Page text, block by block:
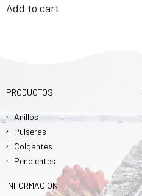
Add to cart
PRODUCTOS
Anillos
Pulseras
Colgantes
Pendientes
INFORMACION